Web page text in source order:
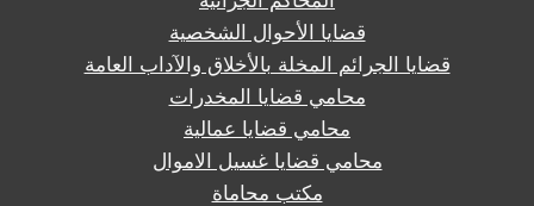
قضايا الأحوال الشخصية
قضايا الجرائم المخلة بالأخلاق والآداب العامة
محامي قضايا المخدرات
محامي قضايا عمالية
محامي قضايا غسيل الاموال
مكتب محاماة